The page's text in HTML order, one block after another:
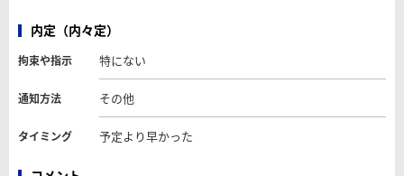
内定（内々定）
拘束や指示 特にない
通知方法 その他
タイミング 予定より早かった